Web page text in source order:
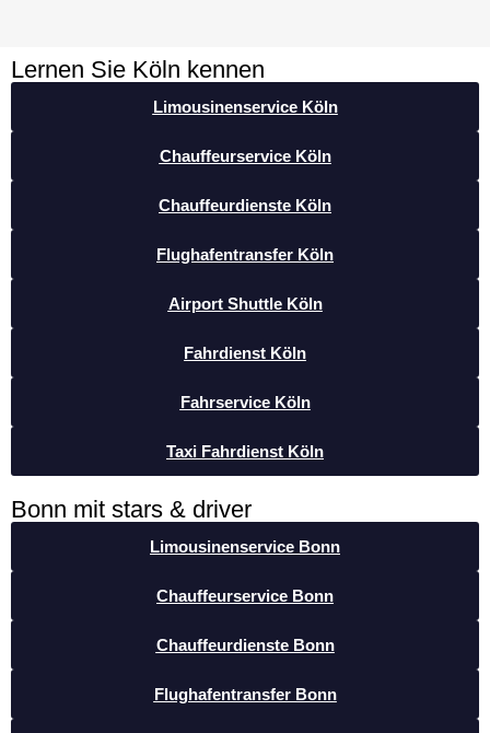
Lernen Sie Köln kennen
Limousinenservice Köln
Chauffeurservice Köln
Chauffeurdienste Köln
Flughafentransfer Köln
Airport Shuttle Köln
Fahrdienst Köln
Fahrservice Köln
Taxi Fahrdienst Köln
Bonn mit stars & driver
Limousinenservice Bonn
Chauffeurservice Bonn
Chauffeurdienste Bonn
Flughafentransfer Bonn